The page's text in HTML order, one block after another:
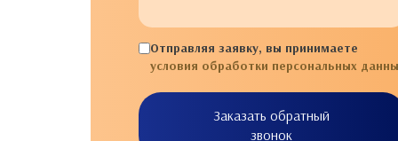
Отправляя заявку, вы принимаете
условия обработки персональных
Заказать обратный
звонок